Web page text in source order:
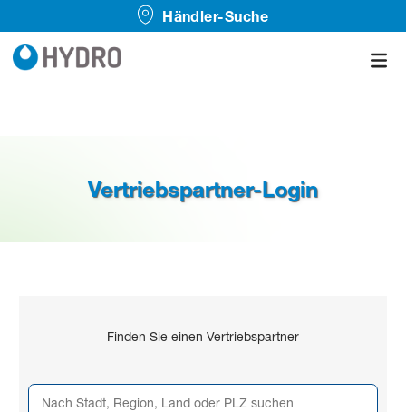
Händler-Suche
Vertriebspartner-Login
Finden Sie einen Vertriebspartner